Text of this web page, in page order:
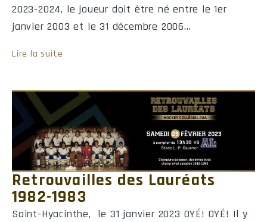
2023-2024, le joueur doit être né entre le 1er
janvier 2003 et le 31 décembre 2006…
Lire la suite
Retrouvailles des Lauréats
1982-1983
Saint-Hyacinthe, le 31 janvier 2023 OYÉ! OYÉ! Il y